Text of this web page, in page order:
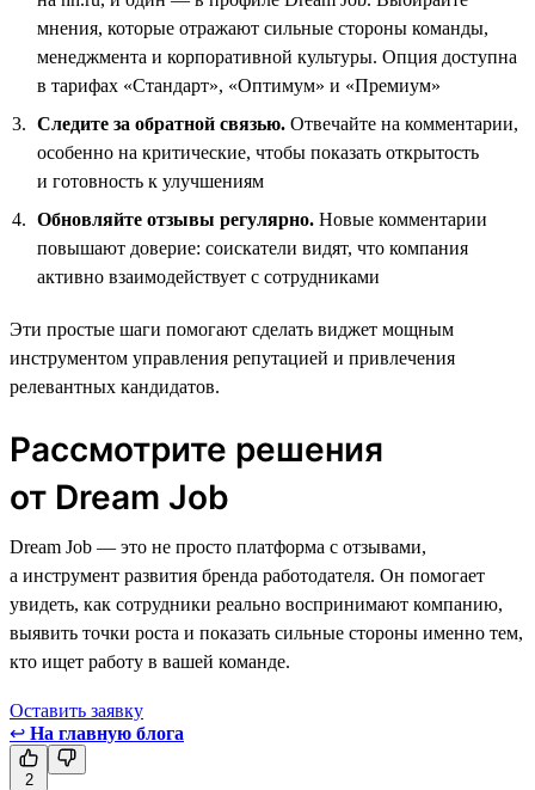
мнения, которые отражают сильные стороны команды,
менеджмента и корпоративной культуры. Опция доступна
в тарифах «Стандарт», «Оптимум» и «Премиум»
Следите за обратной связью. Отвечайте на комментарии,
особенно на критические, чтобы показать открытость
и готовность к улучшениям
Обновляйте отзывы регулярно. Новые комментарии
повышают доверие: соискатели видят, что компания
активно взаимодействует с сотрудниками
Эти простые шаги помогают сделать виджет мощным
инструментом управления репутацией и привлечения
релевантных кандидатов.
Рассмотрите решения
от Dream Job
Dream Job — это не просто платформа с отзывами,
а инструмент развития бренда работодателя. Он помогает
увидеть, как сотрудники реально воспринимают компанию,
выявить точки роста и показать сильные стороны именно тем,
кто ищет работу в вашей команде.
Оставить заявку
↩ На главную блога
2